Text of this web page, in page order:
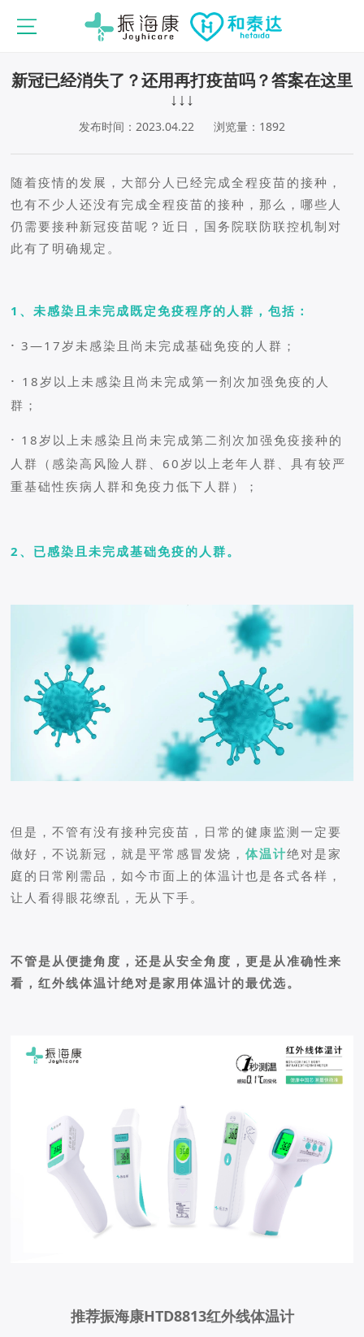
新冠已经消失了？还用再打疫苗吗？答案在这里
↓↓↓
发布时间：2023.04.22 浏览量：1892
随着疫情的发展，大部分人已经完成全程疫苗的接种，
也有不少人还没有完成全程疫苗的接种，那么，哪些人
仍需要接种新冠疫苗呢？近日，国务院联防联控机制对
此有了明确规定。
1、未感染且未完成既定免疫程序的人群，包括：
· 3—17岁未感染且尚未完成基础免疫的人群；
· 18岁以上未感染且尚未完成第一剂次加强免疫的人
群；
· 18岁以上未感染且尚未完成第二剂次加强免疫接种的
人群（感染高风险人群、60岁以上老年人群、具有较严
重基础性疾病人群和免疫力低下人群）；
2、已感染且未完成基础免疫的人群。
但是，不管有没有接种完疫苗，日常的健康监测一定要
做好，不说新冠，就是平常感冒发烧，体温计绝对是家
庭的日常刚需品，如今市面上的体温计也是各式各样，
让人看得眼花缭乱，无从下手。
不管是从便捷角度，还是从安全角度，更是从准确性来
看，红外线体温计绝对是家用体温计的最优选。
推荐振海康HTD8813红外线体温计